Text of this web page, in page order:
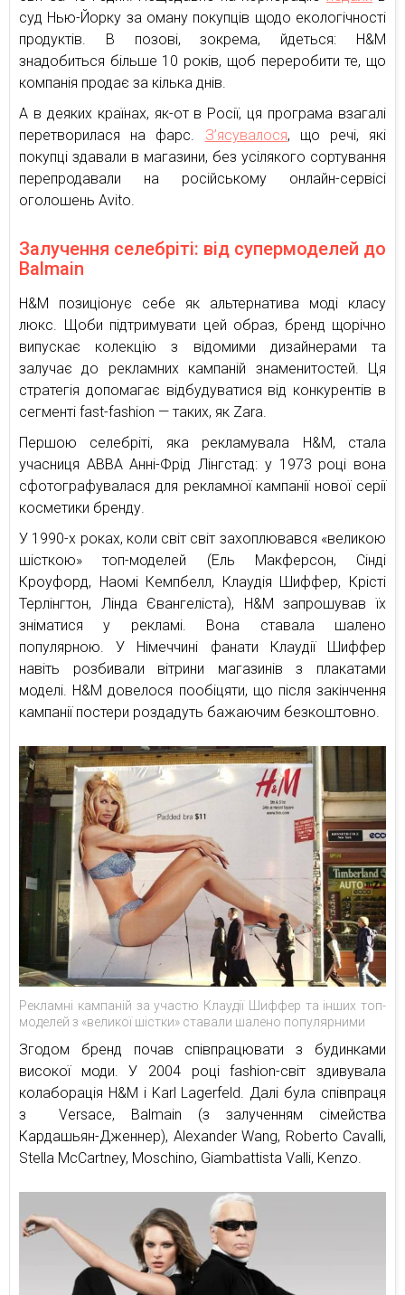
суд Нью-Йорку за оману покупців щодо екологічності
продуктів. В позові, зокрема, йдеться: H&M
знадобиться більше 10 років, щоб переробити те, що
компанія продає за кілька днів.
А в деяких країнах, як-от в Росії, ця програма взагалі
перетворилася на фарс. З’ясувалося, що речі, які
покупці здавали в магазини, без усілякого сортування
перепродавали на російському онлайн-сервісі
оголошень Avito.
Залучення селебріті: від супермоделей до
Balmain
H&M позиціонує себе як альтернатива моді класу
люкс. Щоби підтримувати цей образ, бренд щорічно
випускає колекцію з відомими дизайнерами та
залучає до рекламних кампаній знаменитостей. Ця
стратегія допомагає відбудуватися від конкурентів в
сегменті fast-fashion — таких, як Zara.
Першою селебріті, яка рекламувала H&M, стала
учасниця ABBA Анні-Фрід Лінгстад: у 1973 році вона
сфотографувалася для рекламної кампанії нової серії
косметики бренду.
У 1990-х роках, коли світ світ захоплювався «великою
шісткою» топ-моделей (Ель Макферсон, Сінді
Кроуфорд, Наомі Кемпбелл, Клаудія Шиффер, Крісті
Терлінгтон, Лінда Євангеліста), H&M запрошував їх
зніматися у рекламі. Вона ставала шалено
популярною. У Німеччині фанати Клаудії Шиффер
навіть розбивали вітрини магазинів з плакатами
моделі. H&M довелося пообіцяти, що після закінчення
кампанії постери роздадуть бажаючим безкоштовно.
Рекламні кампаній за участю Клаудії Шиффер та інших топ-
моделей з «великої шістки» ставали шалено популярними
Згодом бренд почав співпрацювати з будинками
високої моди. У 2004 році fashion-світ здивувала
колаборація H&M і Karl Lagerfeld. Далі була співпраця
з Versace, Balmain (з залученням сімейства
Кардашьян-Дженнер), Alexander Wang, Roberto Cavalli,
Stella McCartney, Moschino, Giambattista Valli, Kenzo.